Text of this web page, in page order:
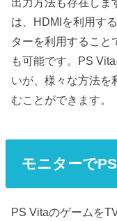
は、HDMIを利用す
ターを利用すること
も可能です。PS
いが、様々な方法を
むことができます。
モニターで
PS Vitaのゲームを